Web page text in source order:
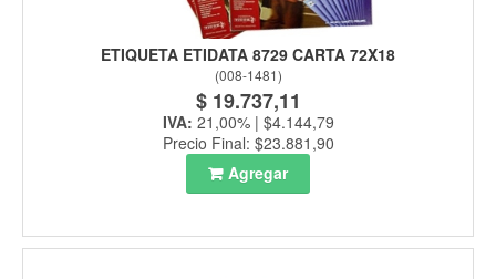
ETIQUETA ETIDATA 8729 CARTA 72X18
(008-1481)
$ 19.737,11
IVA: 21,00% | $4.144,79
Precio Final: $23.881,90
Agregar